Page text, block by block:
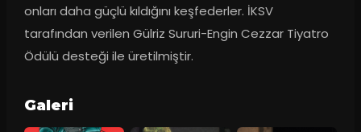
onları daha güçlü kıldığını keşfederler. İKSV
tarafından verilen Gülriz Sururi-Engin Cezzar Tiyatro
Ödülü desteği ile üretilmiştir.
Galeri